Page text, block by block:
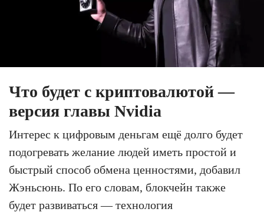
Что будет с криптовалютой —
версия главы Nvidia
Интерес к цифровым деньгам ещё долго будет
подогревать желание людей иметь простой и
быстрый способ обмена ценностями, добавил
Жэньсюнь. По его словам, блокчейн также
будет развиваться — технология